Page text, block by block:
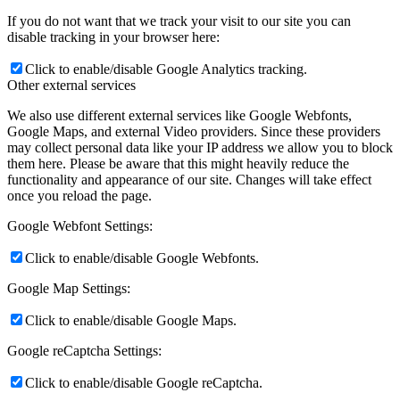
If you do not want that we track your visit to our site you can
disable tracking in your browser here:
Click to enable/disable Google Analytics tracking.
Other external services
We also use different external services like Google Webfonts,
Google Maps, and external Video providers. Since these providers
may collect personal data like your IP address we allow you to block
them here. Please be aware that this might heavily reduce the
functionality and appearance of our site. Changes will take effect
once you reload the page.
Google Webfont Settings:
Click to enable/disable Google Webfonts.
Google Map Settings:
Click to enable/disable Google Maps.
Google reCaptcha Settings:
Click to enable/disable Google reCaptcha.